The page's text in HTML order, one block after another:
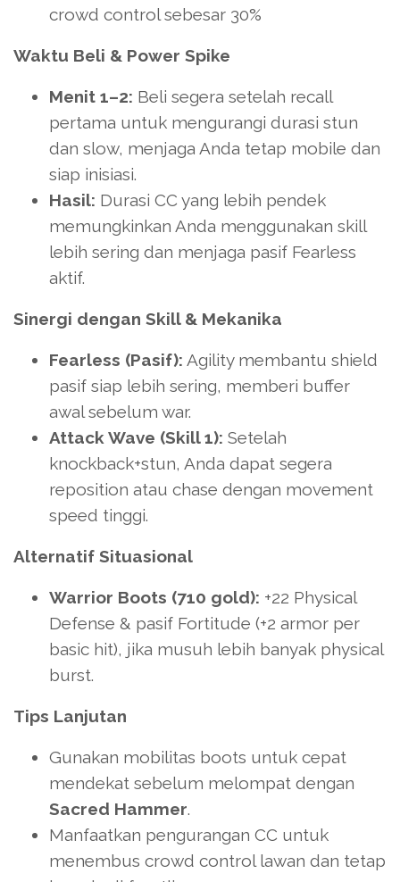
crowd control sebesar 30%
Waktu Beli & Power Spike
Menit 1–2: Beli segera setelah recall
pertama untuk mengurangi durasi stun
dan slow, menjaga Anda tetap mobile dan
siap inisiasi.
Hasil: Durasi CC yang lebih pendek
memungkinkan Anda menggunakan skill
lebih sering dan menjaga pasif Fearless
aktif.
Sinergi dengan Skill & Mekanika
Fearless (Pasif): Agility membantu shield
pasif siap lebih sering, memberi buffer
awal sebelum war.
Attack Wave (Skill 1): Setelah
knockback+stun, Anda dapat segera
reposition atau chase dengan movement
speed tinggi.
Alternatif Situasional
Warrior Boots (710 gold): +22 Physical
Defense & pasif Fortitude (+2 armor per
basic hit), jika musuh lebih banyak physical
burst.
Tips Lanjutan
Gunakan mobilitas boots untuk cepat
mendekat sebelum melompat dengan
Sacred Hammer.
Manfaatkan pengurangan CC untuk
menembus crowd control lawan dan tetap